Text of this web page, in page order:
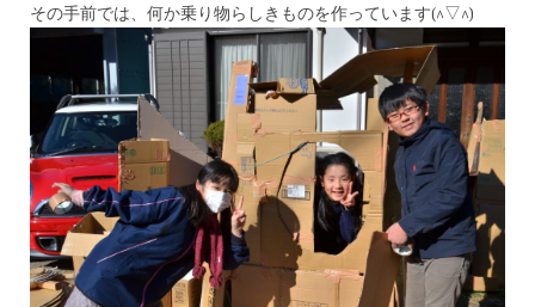
その手前では、何か乗り物らしきものを作っています(^▽^)